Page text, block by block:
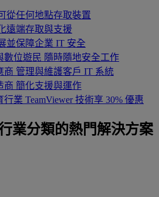
從任何地點存取裝置
遠端存取與支援
並保障企業 IT 安全
數位遊民 隨時隨地安全工作
商 管理與維護客戶 IT 系統
商 簡化支援與運作
行業 TeamViewer 技術享 30% 優惠
業分類的熱門解決方案